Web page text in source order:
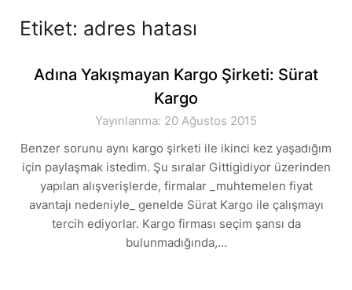
Etiket: adres hatası
Adına Yakışmayan Kargo Şirketi: Sürat
Kargo
Yayınlanma: 20 Ağustos 2015
Benzer sorunu aynı kargo şirketi ile ikinci kez yaşadığım
için paylaşmak istedim. Şu sıralar Gittigidiyor üzerinden
yapılan alışverişlerde, firmalar _muhtemelen fiyat
avantajı nedeniyle_ genelde Sürat Kargo ile çalışmayı
tercih ediyorlar. Kargo firması seçim şansı da
bulunmadığında,…